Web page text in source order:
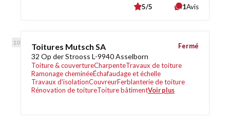
5/5 1Avis
Toitures Mutsch SA
32 Op der Strooss L-9940 Asselborn
Toiture & couvertureCharpenteTravaux de toiture
Ramonage cheminéeÉchafaudage et échelle
Travaux d'isolationCouvreurFerblanterie de toiture
Rénovation de toitureToiture bâtimentVoir plus
Fermé